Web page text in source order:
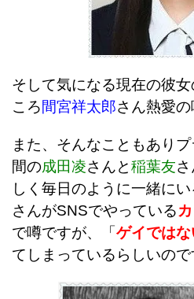
そして気になる現在の彼
ころ間宮祥太郎さん熱愛の
また、そんなこともあり
間の成田凌さんと稲葉友
しく毎日のように一緒にい
さんがSNSでやっている
で噂ですが、「 ゲイではな
てしまっているらしいので